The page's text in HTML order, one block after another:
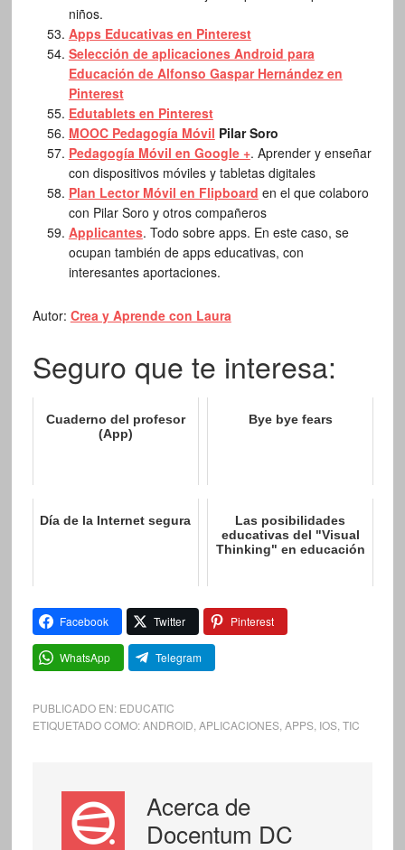
niños.
Apps Educativas en Pinterest
Selección de aplicaciones Android para
Educación de Alfonso Gaspar Hernández en
Pinterest
Edutablets en Pinterest
MOOC Pedagogía Móvil Pilar Soro
Pedagogía Móvil en Google +. Aprender y enseñar
con dispositivos móviles y tabletas digitales
Plan Lector Móvil en Flipboard en el que colaboro
con Pilar Soro y otros compañeros
Applicantes. Todo sobre apps. En este caso, se
ocupan también de apps educativas, con
interesantes aportaciones.
Autor: Crea y Aprende con Laura
Seguro que te interesa:
Cuaderno del profesor
(App)
Bye bye fears
Día de la Internet segura
Las posibilidades
educativas del "Visual
Thinking" en educación
Facebook Twitter Pinterest
WhatsApp Telegram
PUBLICADO EN: EDUCATIC
ETIQUETADO COMO:ANDROID APLICACIONES, APPS, IOS, TIC
Acerca de
Docentum DC